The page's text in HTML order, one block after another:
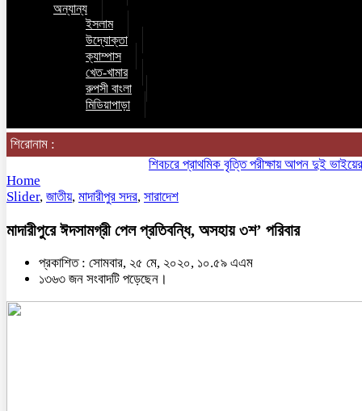
অন্যান্য
ইসলাম
উদ্যোক্তা
ক্যাম্পাস
খেত-খামার
রুপসী বাংলা
মিডিয়াপাড়া
শিরোনাম :
শিবচরে প্রাথমিক বৃত্তি পরীক্ষায় আপন দুই ভাইয়ের
Home
Slider, জাতীয়, মাদারীপুর সদর, সারাদেশ
মাদারীপুরে ঈদসামগ্রী পেল প্রতিবন্ধি, অসহায় ৩শ’ পরিবার
প্রকাশিত : সোমবার, ২৫ মে, ২০২০, ১০.৫৯ এএম
১৩৬৩ জন সংবাদটি পড়েছেন।